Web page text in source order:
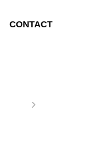
CONTACT